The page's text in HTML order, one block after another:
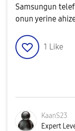
Samsungun
onun yerine
1 Like
KaanS23
Expert